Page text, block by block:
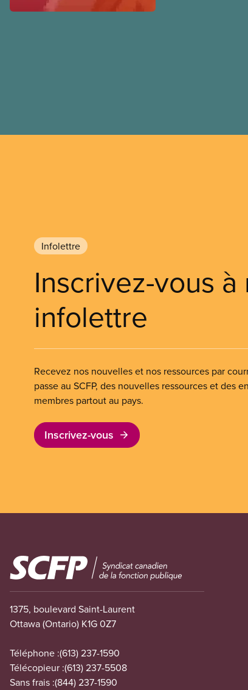
Infolettre
Inscrivez-vous à
infolettre
Recevez nos nouvelles et nos ressources par
passe au SCFP, des nouvelles ressources et des
membres partout au pays.
Inscrivez-vous
Image
1375, boulevard Saint-Laurent
Ottawa (Ontario) K1G 0Z7
Téléphone :(613) 237-1590
Télécopieur :(613) 237-5508
Sans frais :(844) 237-1590